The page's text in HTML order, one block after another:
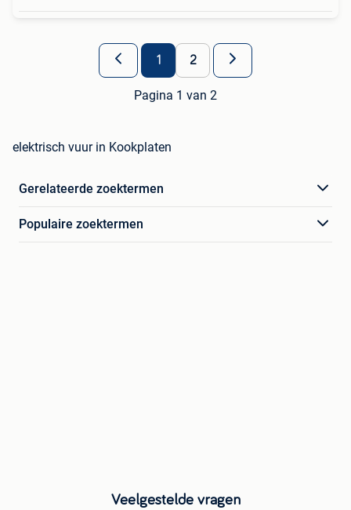
1 2
Pagina 1 van 2
elektrisch vuur in Kookplaten
Gerelateerde zoektermen
Populaire zoektermen
Veelgestelde vragen